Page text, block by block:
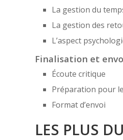
La gestion du
La gestion des
L’aspect
Finalisation et
Écoute critique
Préparation pour
Format d’envoi
LES PLUS